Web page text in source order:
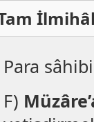
Para
F)